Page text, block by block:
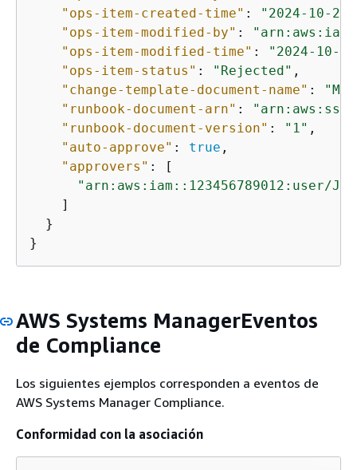
"ops-item-created-time" :
"2024-10-
"ops-item-modified-by" :
"ops-item-modified-time" :
"2024-10-
"ops-item-status" : "Rejected" ,
"change-template-document-name" :
"runbook-document-arn" :
"runbook-document-version" : "1" ,
"auto-approve" : true ,
"approvers" : [
"arn:aws:iam::123456789012:user/
    ]
  }
}
AWS Systems ManagerEventos
de Compliance
Los siguientes ejemplos corresponden a eventos de
AWS Systems Manager Compliance.
Conformidad con la asociación